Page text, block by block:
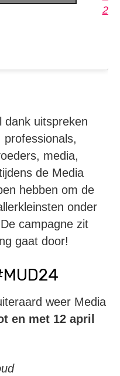
dank uitspreken
media,
de Media
hebben om de
onder
campagne zit
gaat door!
weer Media
en met 12 april